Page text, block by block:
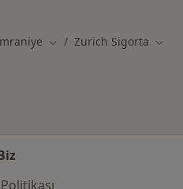
Şehir değiştir
Zurich Sigorta